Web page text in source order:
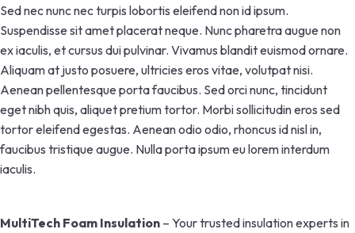
Sed nec nunc nec turpis lobortis eleifend non id ipsum.
Suspendisse sit amet placerat neque. Nunc pharetra augue non
ex iaculis, et cursus dui pulvinar. Vivamus blandit euismod ornare.
Aliquam at justo posuere, ultricies eros vitae, volutpat nisi.
Aenean pellentesque porta faucibus. Sed orci nunc, tincidunt
eget nibh quis, aliquet pretium tortor. Morbi sollicitudin eros sed
tortor eleifend egestas. Aenean odio odio, rhoncus id nisl in,
faucibus tristique augue. Nulla porta ipsum eu lorem interdum
iaculis.
MultiTech Foam Insulation – Your trusted insulation experts in